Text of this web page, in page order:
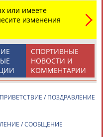
или имеете
изменения
СПОРТИВНЫЕ
НОВОСТИ И
КОММЕНТАРИИ
ПРИВЕТСТВИЕ / ПОЗДРАВЛЕНИЕ
/ СООБЩЕНИЕ